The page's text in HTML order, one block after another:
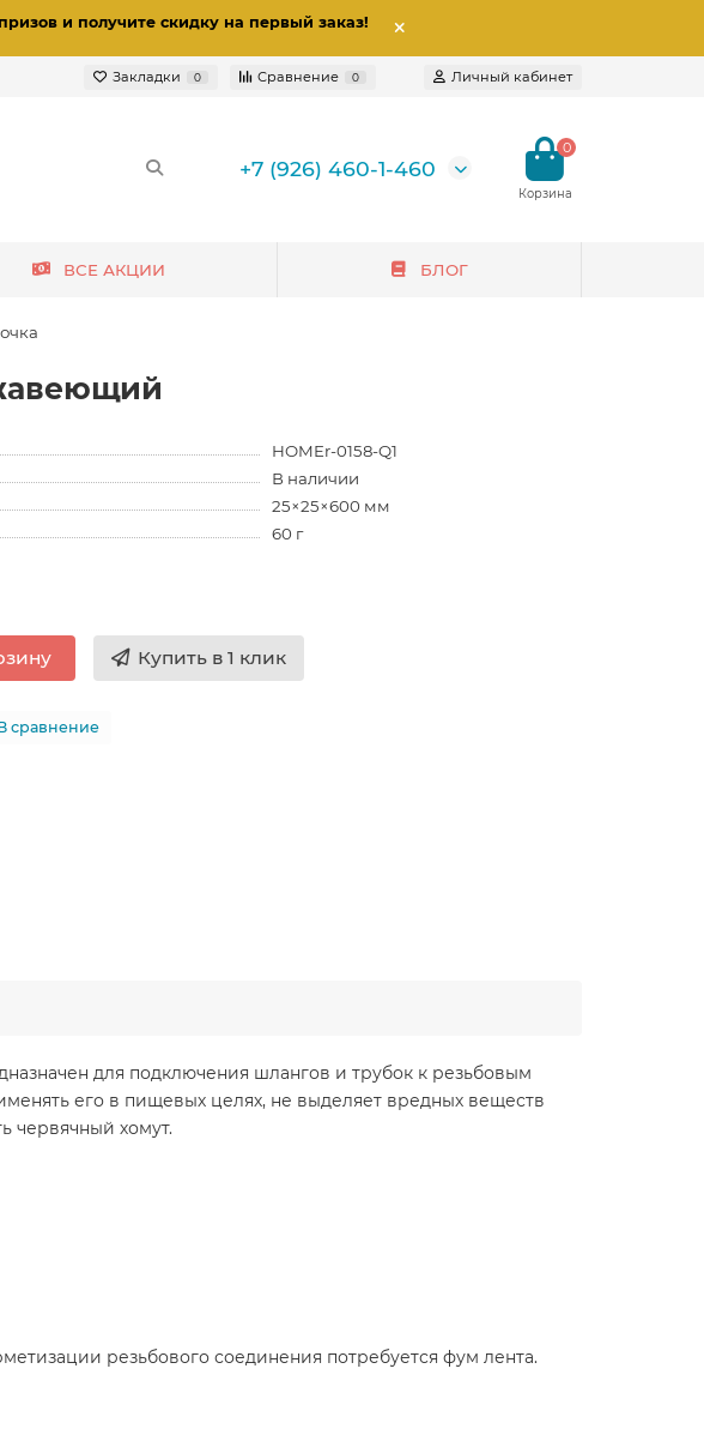
и получите скидку на первый заказ!
Закладки 0 Сравнение 0 Личный кабинет
+7 (926) 460-1-460
0
ВСЕ АКЦИИ БЛОГ
HOMEr-0158-Q1
В наличии
25×25×600 мм
60 г
Купить в 1 клик
сравнение
для подключения шлангов и трубок к резьбовым
его в пищевых целях, не выделяет вредных веществ
червячный хомут.
резьбового соединения потребуется фум лента.